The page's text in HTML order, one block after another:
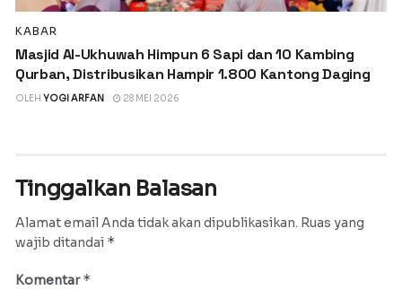
KABAR
Masjid Al-Ukhuwah Himpun 6 Sapi dan 10 Kambing
Qurban, Distribusikan Hampir 1.800 Kantong Daging
OLEH YOGI ARFAN 28 MEI 2026
Tinggalkan Balasan
Alamat email Anda tidak akan dipublikasikan. Ruas yang
wajib ditandai *
Komentar*